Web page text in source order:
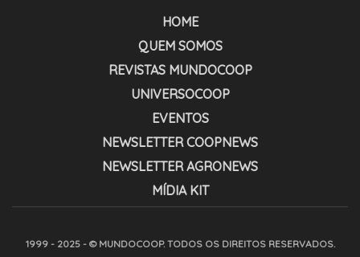
HOME
QUEM SOMOS
REVISTAS MUNDOCOOP
UNIVERSOCOOP
EVENTOS
NEWSLETTER COOPNEWS
NEWSLETTER AGRONEWS
MÍDIA KIT
1999 - 2025 - © MUNDOCOOP. TODOS OS DIREITOS RESERVADOS.